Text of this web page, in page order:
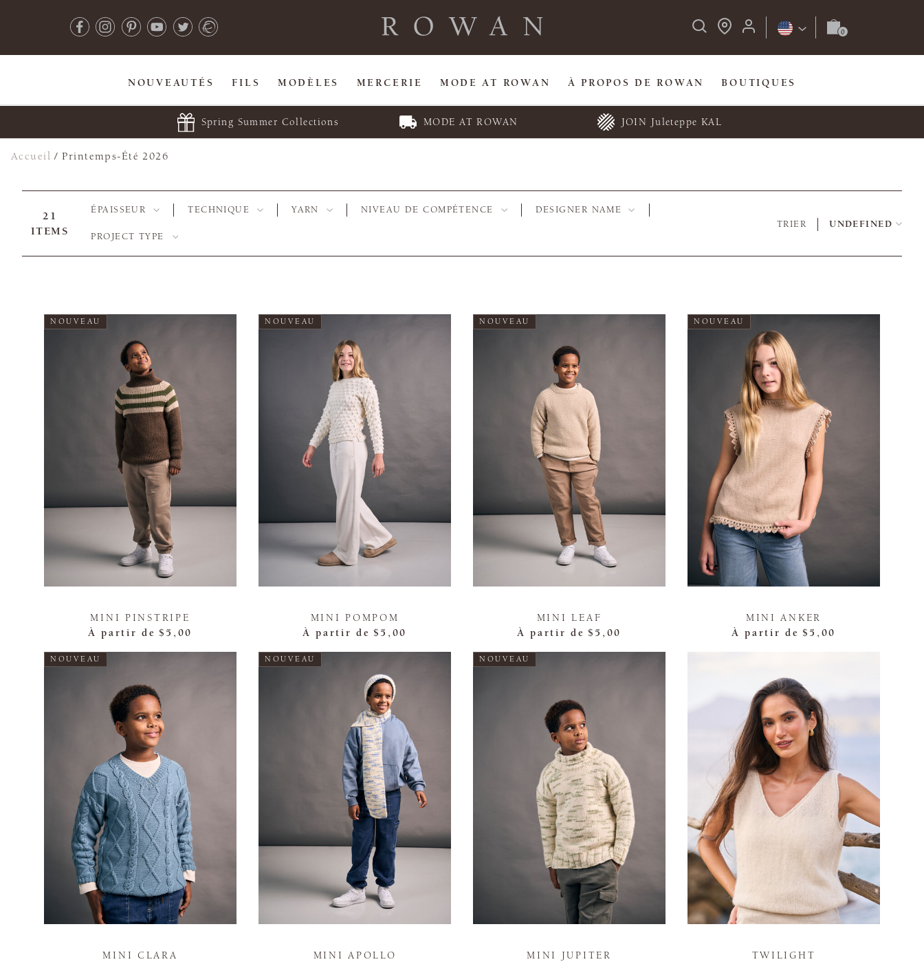
NOUVEAUTÉS FILS MODÈLES MERCERIE MODE AT ROWAN À PROPOS DE ROWAN BOUTIQUES
Spring Summer Collections MODE AT ROWAN JOIN Juleteppe KAL
Accueil /Printemps-Été 2026
21
ITEMS
ÉPAISSEUR TECHNIQUE YARN NIVEAU DE COMPÉTENCE DESIGNER NAME
PROJECT TYPE
TRIER UNDEFINED
NOUVEAU
MINI PINSTRIPE
À partir de $5,00
NOUVEAU
MINI POMPOM
À partir de $5,00
NOUVEAU
MINI LEAF
À partir de $5,00
NOUVEAU
MINI ANKER
À partir de $5,00
NOUVEAU
MINI CLARA
NOUVEAU
MINI APOLLO
NOUVEAU
MINI JUPITER
TWILIGHT